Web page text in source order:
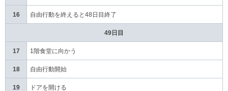
16 自由行動を終えると48日目終了
49日目
17 1階食堂に向かう
18 自由行動開始
19 ドアを開ける